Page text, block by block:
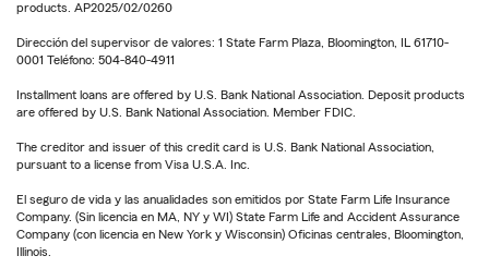
products. AP2025/02/0260
Dirección del supervisor de valores: 1 State Farm Plaza, Bloomington, IL 61710-
0001 Teléfono: 504-840-4911
Installment loans are offered by U.S. Bank National Association. Deposit products
are offered by U.S. Bank National Association. Member FDIC.
The creditor and issuer of this credit card is U.S. Bank National Association,
pursuant to a license from Visa U.S.A. Inc.
El seguro de vida y las anualidades son emitidos por State Farm Life Insurance
Company. (Sin licencia en MA, NY y WI) State Farm Life and Accident Assurance
Company (con licencia en New York y Wisconsin) Oficinas centrales, Bloomington,
Illinois.